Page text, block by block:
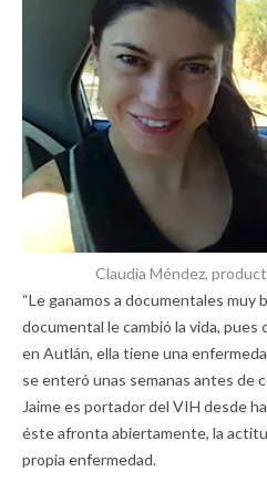
Claudia Méndez,
“Le ganamos a documentales muy
documental le cambió la vida, pues
en Autlán, ella tiene una
se enteró unas semanas antes de
Jaime es portador del VIH desde
éste afronta abiertamente, la
propia enfermedad.